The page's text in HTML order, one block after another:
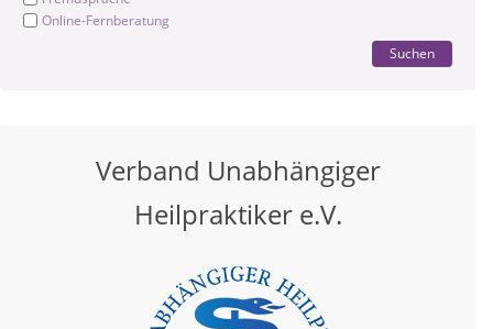
Online-Fernberatung
Suchen
Verband Unabhängiger
Heilpraktiker e.V.